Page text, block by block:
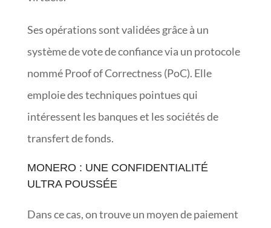
Ses opérations sont validées grâce à un
système de vote de confiance via un protocole
nommé Proof of Correctness (PoC). Elle
emploie des techniques pointues qui
intéressent les banques et les sociétés de
transfert de fonds.
MONERO : UNE CONFIDENTIALITÉ
ULTRA POUSSÉE
Dans ce cas, on trouve un moyen de paiement